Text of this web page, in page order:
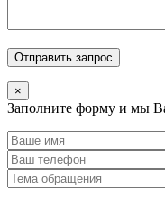
×
Заполните форму и мы